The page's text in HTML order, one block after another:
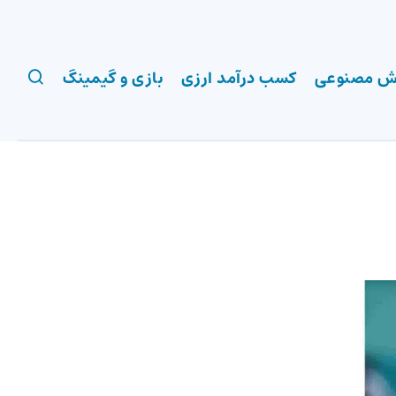
مصنوعی کسب درآمد ارزی بازی و گیمینگ